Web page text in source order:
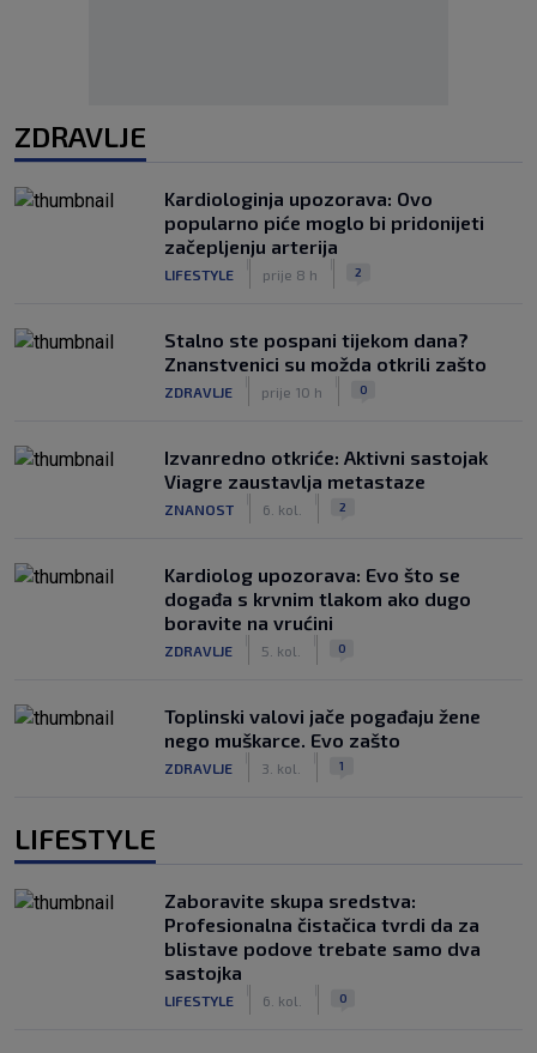
ZDRAVLJE
Kardiologinja upozorava: Ovo
popularno piće moglo bi pridonijeti
začepljenju arterija
LIFESTYLE prije 8 h 2
Stalno ste pospani tijekom dana?
Znanstvenici su možda otkrili zašto
ZDRAVLJE prije 10 h 0
Izvanredno otkriće: Aktivni sastojak
Viagre zaustavlja metastaze
ZNANOST 6. kol. 2
Kardiolog upozorava: Evo što se
događa s krvnim tlakom ako dugo
boravite na vrućini
ZDRAVLJE 5. kol. 0
Toplinski valovi jače pogađaju žene
nego muškarce. Evo zašto
ZDRAVLJE 3. kol. 1
LIFESTYLE
Zaboravite skupa sredstva:
Profesionalna čistačica tvrdi da za
blistave podove trebate samo dva
sastojka
LIFESTYLE 6. kol. 0